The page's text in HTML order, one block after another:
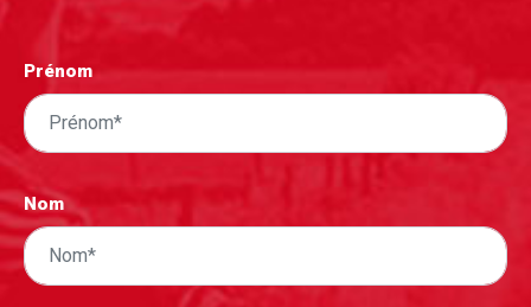
Prénom
Nom